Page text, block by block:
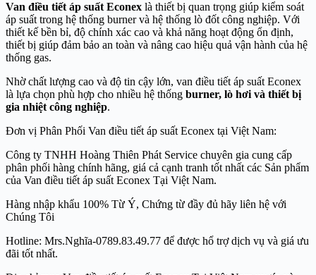
Van điều tiết áp suất Econex là thiết bị quan trọng giúp kiểm soát
áp suất trong hệ thống burner và hệ thống lò đốt công nghiệp. Với
thiết kế bền bỉ, độ chính xác cao và khả năng hoạt động ổn định,
thiết bị giúp đảm bảo an toàn và nâng cao hiệu quả vận hành của hệ
thống gas.
Nhờ chất lượng cao và độ tin cậy lớn, van điều tiết áp suất Econex
là lựa chọn phù hợp cho nhiều hệ thống burner, lò hơi và thiết bị
gia nhiệt công nghiệp.
Đơn vị Phân Phối Van điều tiết áp suất Econex tại Việt Nam:
Công ty TNHH Hoàng Thiên Phát Service chuyên gia cung cấp
phân phối hàng chính hãng, giá cả cạnh tranh tốt nhất các Sản phẩm
của Van điều tiết áp suất Econex Tại Việt Nam.
Hàng nhập khẩu 100% Từ Ý, Chứng từ đầy đủ hãy liên hệ với
Chúng Tôi
Hotline: Mrs.Nghĩa-0789.83.49.77 để được hổ trợ dịch vụ và giá ưu
đãi tốt nhất.